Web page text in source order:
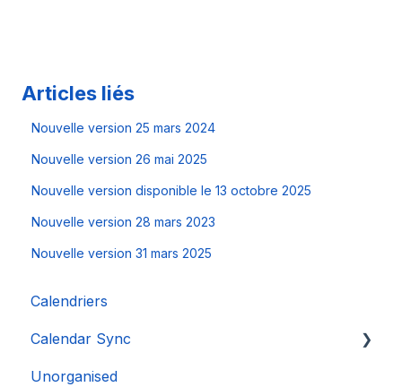
Articles liés
Nouvelle version 25 mars 2024
Nouvelle version 26 mai 2025
Nouvelle version disponible le 13 octobre 2025
Nouvelle version 28 mars 2023
Nouvelle version 31 mars 2025
Calendriers
Calendar Sync
Importation de calendriers populaires
Unorganised